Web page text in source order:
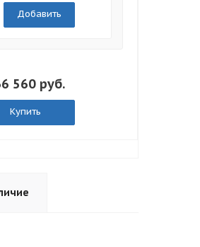
Добавить
560 руб.
Купить